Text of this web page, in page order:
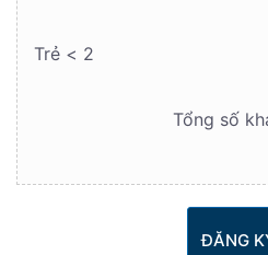
Trẻ < 2
Tổng số
ĐĂNG